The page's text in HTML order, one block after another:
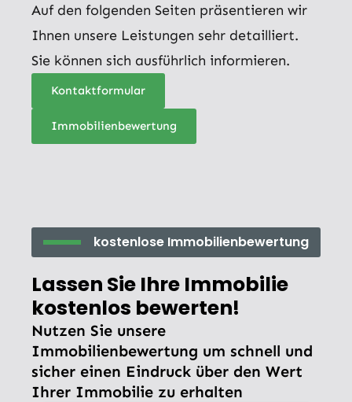
Auf den folgenden Seiten präsentieren wir
Ihnen unsere Leistungen sehr detailliert.
Sie können sich ausführlich informieren.
Kontaktformular
Immobilienbewertung
kostenlose Immobilienbewertung
Lassen Sie Ihre Immobilie
kostenlos bewerten!
Nutzen Sie unsere
Immobilienbewertung um schnell und
sicher einen Eindruck über den Wert
Ihrer Immobilie zu erhalten